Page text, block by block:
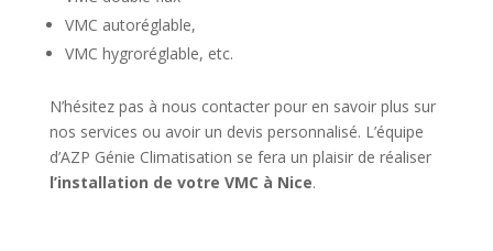
VMC autoréglable,
VMC hygroréglable, etc.
N’hésitez pas à nous contacter pour en savoir plus sur
nos services ou avoir un devis personnalisé. L’équipe
d’AZP Génie Climatisation se fera un plaisir de réaliser
l’installation de votre VMC à Nice.